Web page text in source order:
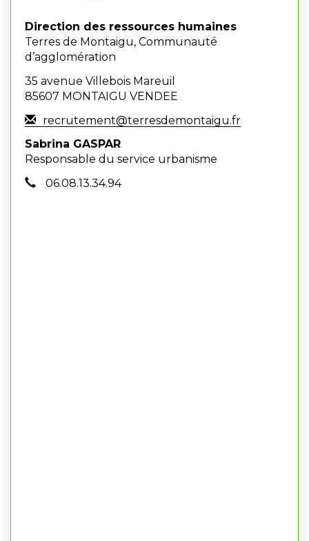
Direction des ressources humaines
Terres de Montaigu, Communauté
d’agglomération
35 avenue Villebois Mareuil
85607 MONTAIGU VENDEE
recrutement@terresdemontaigu.fr
Sabrina GASPAR
Responsable du service urbanisme
06.08.13.34.94